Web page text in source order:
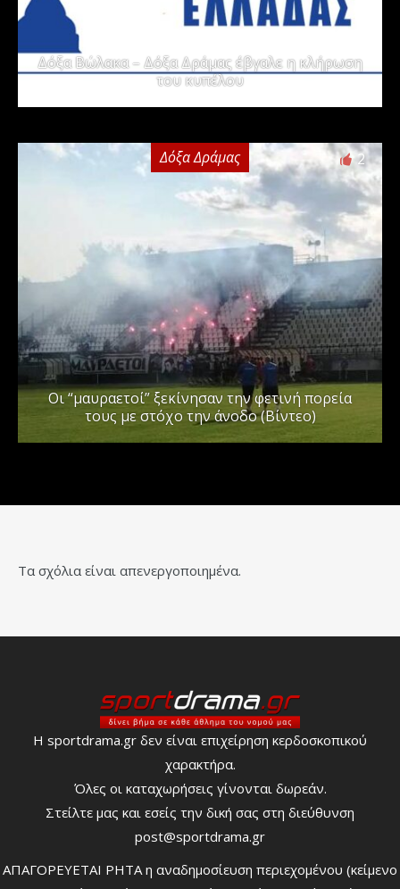
Δόξα Βώλακα – Δόξα Δράμας έβγαλε η κλήρωση
του κυπέλου
Δόξα Δράμας 2
Οι “μαυραετοί” ξεκίνησαν την φετινή πορεία
τους με στόχο την άνοδο (Βίντεο)
Τα σχόλια είναι απενεργοποιημένα.
Η sportdrama.gr δεν είναι επιχείρηση κερδοσκοπικού
χαρακτήρα.
Όλες οι καταχωρήσεις γίνονται δωρεάν.
Στείλτε μας και εσείς την δική σας στη διεύθυνση
post@sportdrama.gr
ΑΠΑΓΟΡΕΥΕΤΑΙ ΡΗΤΑ η αναδημοσίευση περιεχομένου (κείμενο